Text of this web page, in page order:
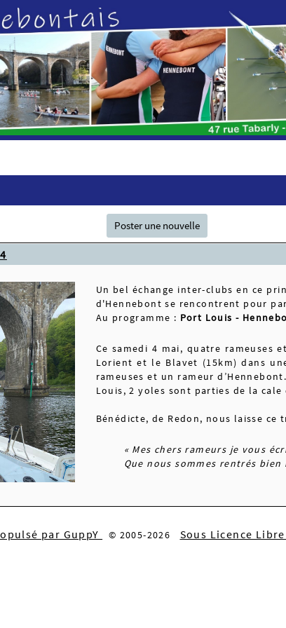
Poster une nouvelle
Un bel échange inter-clubs en ce
d'Hennebont se rencontrent pour
Au programme : Port Louis -
Ce samedi 4 mai, quatre rameuses
Lorient et le Blavet (15km) dans
rameuses et un rameur
Louis, 2 yoles sont parties de la
Bénédicte, de Redon, nous laisse ce
« Mes chers rameurs je vous
Que nous sommes rentrés bien
Et découvert ce beau chenal
À l'arrivée nous visitions
par GuppY © 2005-2026 Sous Licence Libre